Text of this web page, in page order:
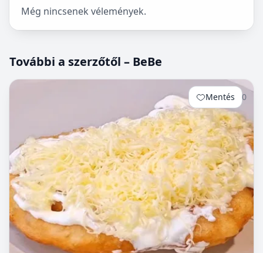
Még nincsenek vélemények.
További a szerzőtől – BeBe
Mentés 0